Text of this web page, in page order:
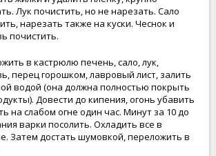
Лук почистить, но не нарезать. Сало
нарезать также на куски. Чеснок и
почистить.
в кастрюлю печень, сало, лук,
перец горошком, лавровый лист, залить
водой (она должна полностью покрыть
Довести до кипения, огонь убавить
на слабом огне один час. Минут за 10 до
варки посолить. Охладить все в
Затем достать шумовкой, переложить в